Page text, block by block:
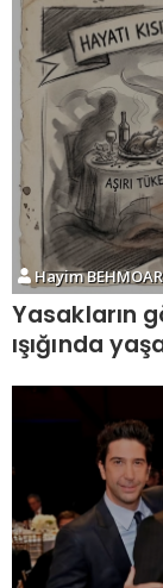
Hayim
Yasakların
ışığında